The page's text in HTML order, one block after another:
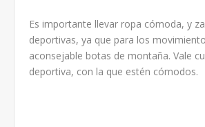
Es importante llevar ropa cómoda, y
deportivas, ya que para los
aconsejable botas de montaña. Vale
deportiva, con la que estén cómodos.